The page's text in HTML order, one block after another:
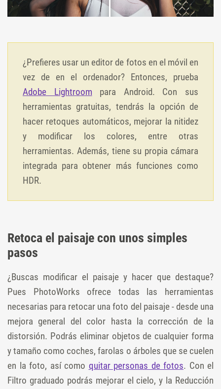
¿Prefieres usar un editor de fotos en el móvil en
vez de en el ordenador? Entonces, prueba
Adobe Lightroom para Android. Con sus
herramientas gratuitas, tendrás la opción de
hacer retoques automáticos, mejorar la nitidez
y modificar los colores, entre otras
herramientas. Además, tiene su propia cámara
integrada para obtener más funciones como
HDR.
Retoca el paisaje con unos simples
pasos
¿Buscas modificar el paisaje y hacer que destaque?
Pues PhotoWorks ofrece todas las herramientas
necesarias para retocar una foto del paisaje - desde una
mejora general del color hasta la corrección de la
distorsión. Podrás eliminar objetos de cualquier forma
y tamaño como coches, farolas o árboles que se cuelen
en la foto, así como quitar personas de fotos. Con el
Filtro graduado podrás mejorar el cielo, y la Reducción